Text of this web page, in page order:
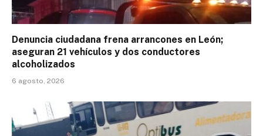
Denuncia ciudadana frena arrancones en León;
aseguran 21 vehículos y dos conductores
alcoholizados
6 agosto, 2026